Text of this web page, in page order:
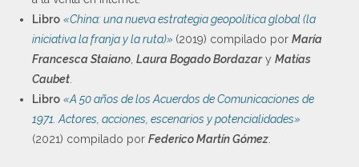
Libro «China: una nueva estrategia geopolítica global (la
iniciativa la franja y la ruta)» (2019) compilado por María
Francesca Staiano, Laura Bogado Bordazary Matías
Caubet.
Libro «A 50 años de los Acuerdos de Comunicaciones de
1971. Actores, acciones, escenarios y potencialidades»
(2021) compilado por Federico Martín Gómez.